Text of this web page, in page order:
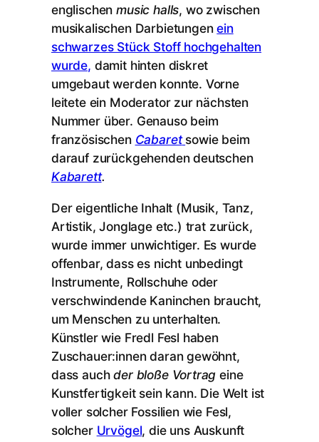
englischenmusic halls, wo zwischen
musikalischen Darbietungenein
schwarzes Stück Stoff hochgehalten
wurde, damit hinten diskret
umgebaut werden konnte. Vorne
leitete ein Moderator zur nächsten
Nummer über. Genauso beim
französischen Cabaret sowie beim
darauf zurückgehenden deutschen
Kabarett.
Der eigentliche Inhalt (Musik, Tanz,
Artistik, Jonglage etc.) trat zurück,
wurde immer unwichtiger. Es wurde
offenbar, dass es nicht unbedingt
Instrumente, Rollschuhe oder
verschwindende Kaninchen braucht,
um Menschen zu unterhalten.
Künstler wie Fredl Fesl haben
Zuschauer:innen daran gewöhnt,
dass auchder bloße Vortrag eine
Kunstfertigkeit sein kann. Die Welt ist
voller solcher Fossilien wie Fesl,
solcher Urvögel, die uns Auskunft